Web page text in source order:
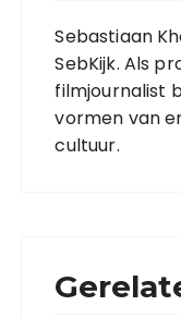
Sebastiaan
SebKijk. Als
filmjournalist
vormen van
cultuur.